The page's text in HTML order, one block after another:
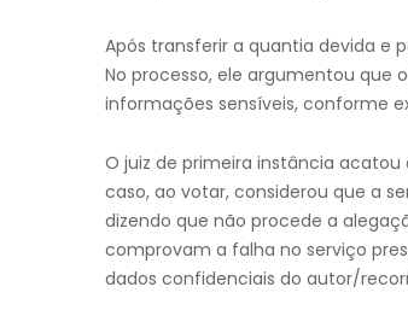
Após transferir a quantia devida e
No processo, ele argumentou que
informações sensíveis, conforme
O juiz de primeira instância
caso, ao votar, considerou que a
dizendo que não procede a
comprovam a falha no serviço
dados confidenciais do autor/